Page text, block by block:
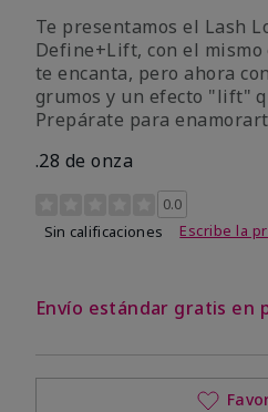
Te presentamos el Lash
Define+Lift, con el mismo
te encanta, pero ahora
grumos y un efecto "lift"
Prepárate para
.28 de onza
Calificación de clientes de
0.0
Sin calificaciones
Escribe la
Envío estándar gratis en